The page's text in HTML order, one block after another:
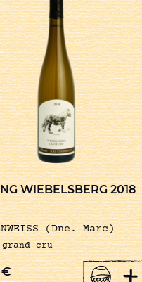
WIEBELSBERG 2018
(Dne. Marc)
cru
€ +